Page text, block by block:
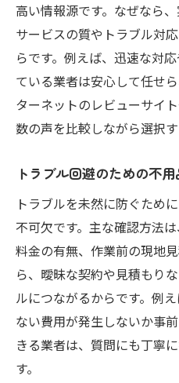
高い情報源です。なぜなら
サービスの質やトラブル対
らです。例えば、迅速な対
ている業者は安心して任せ
ターネットのレビューサイ
数の声を比較しながら選択す
トラブル回避のための不
トラブルを未然に防ぐため
不可欠です。主な確認方法
料金の有無、作業前の現地
ら、曖昧な契約や見積もり
ルにつながるからです。例
ない費用が発生しないか事
きる業者は、質問にも丁寧
す。